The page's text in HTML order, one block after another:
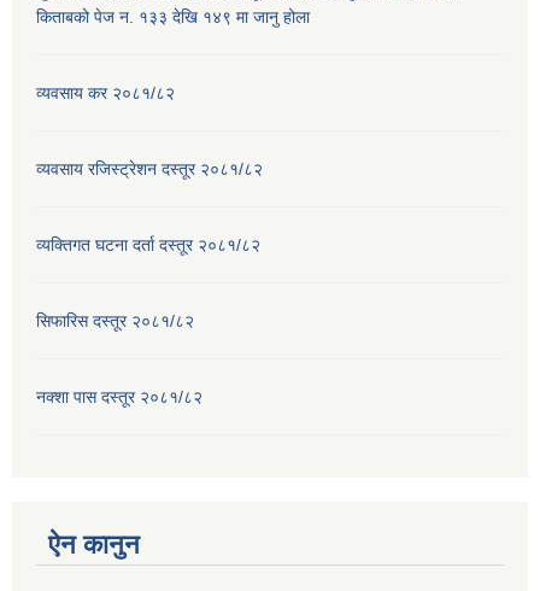
किताबको पेज न. १३३ देखि १४९ मा जानु होला
व्यवसाय कर २०८१/८२
व्यवसाय रजिस्ट्रेशन दस्तूर २०८१/८२
व्यक्तिगत घटना दर्ता दस्तूर २०८१/८२
सिफारिस दस्तूर २०८१/८२
नक्शा पास दस्तूर २०८१/८२
ऐन कानुन